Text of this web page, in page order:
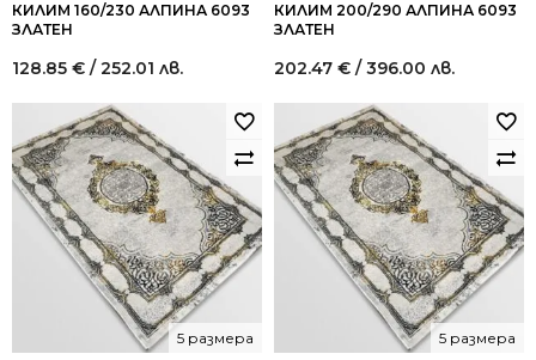
КИЛИМ 160/230 АЛПИНА 6093
ЗЛАТЕН
128.85 € / 252.01 лв.
КИЛИМ 200/290 АЛПИНА 6093
ЗЛАТЕН
202.47 € / 396.00 лв.
5 размера 5 размера